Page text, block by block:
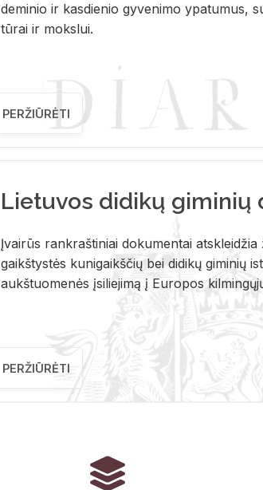
de­mi­nio ir kas­die­nio gy­ve­ni­mo ypa­tu­mus,
tū­rai ir moks­lui.
PERŽIŪRĖTI
Lietuvos didikų giminių
Įvai­rūs rank­raš­ti­niai do­ku­men­tai
gaikš­tys­tės ku­ni­gaikš­čių bei di­di­kų gi­mi­nių
aukš­tuo­me­nės įsi­lie­ji­mą į Eu­ro­pos
PERŽIŪRĖTI